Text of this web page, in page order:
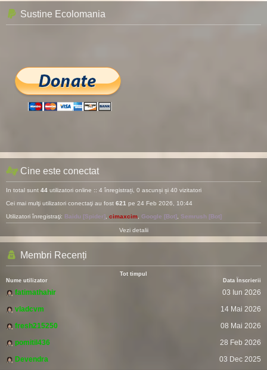
Sustine Ecolomania
Cine este conectat
In total sunt 44 utilizatori online :: 4 înregistrați, 0 ascunși și 40 vizitatori
Cei mai mulţi utilizatori conectaţi au fost 621 pe 24 Feb 2026, 10:44
Utilizatori înregistraţi: Baidu [Spider] cimaxcim Google [Bot] Semrush [Bot]
Vezi detalii
Membri Recenți
Tot timpul
Nume utilizator
Data Înscrierii
fatimathahir
03 Iun 2026
vladcvm
14 Mai 2026
fresh215250
08 Mai 2026
pomitil436
28 Feb 2026
Devendra
03 Dec 2025